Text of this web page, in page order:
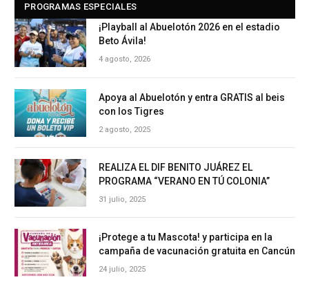
PROGRAMAS ESPECIALES
¡Playball al Abuelotón 2026 en el estadio
Beto Ávila!
4 agosto, 2026
Apoya al Abuelotón y entra GRATIS al beis
con los Tigres
2 agosto, 2025
REALIZA EL DIF BENITO JUÁREZ EL
PROGRAMA “VERANO EN TÚ COLONIA”
31 julio, 2025
¡Protege a tu Mascota! y participa en la
campaña de vacunación gratuita en Cancún
24 julio, 2025